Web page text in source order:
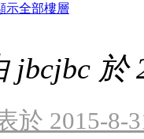
示全部樓層
jbcjbc 於
於 2015-8-